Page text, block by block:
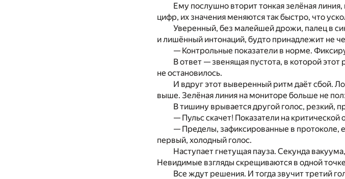
Ему послушно вторит тонкая зелёная
цифр, их значения меняются так быстро, что
Уверенный, без малейшей дрожи, палец в
и лишённый интонаций, будто принадлежит не
— Контрольные показатели в норме.
В ответ — звенящая пустота, в которой
не остановилось.
И вдруг этот выверенный ритм даёт сбой.
выше. Зелёная линия на мониторе больше не
В тишину врывается другой голос, резкий,
— Пульс скачет! Показатели на
— Пределы, зафиксированные в
первый, холодный голос.
Наступает гнетущая пауза. Секунда
Невидимые взгляды скрещиваются в одной
Все ждут решения. И тогда звучит третий